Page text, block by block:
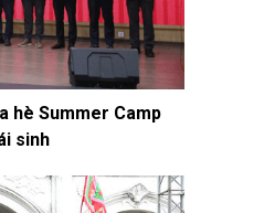
hè Summer Camp
sinh